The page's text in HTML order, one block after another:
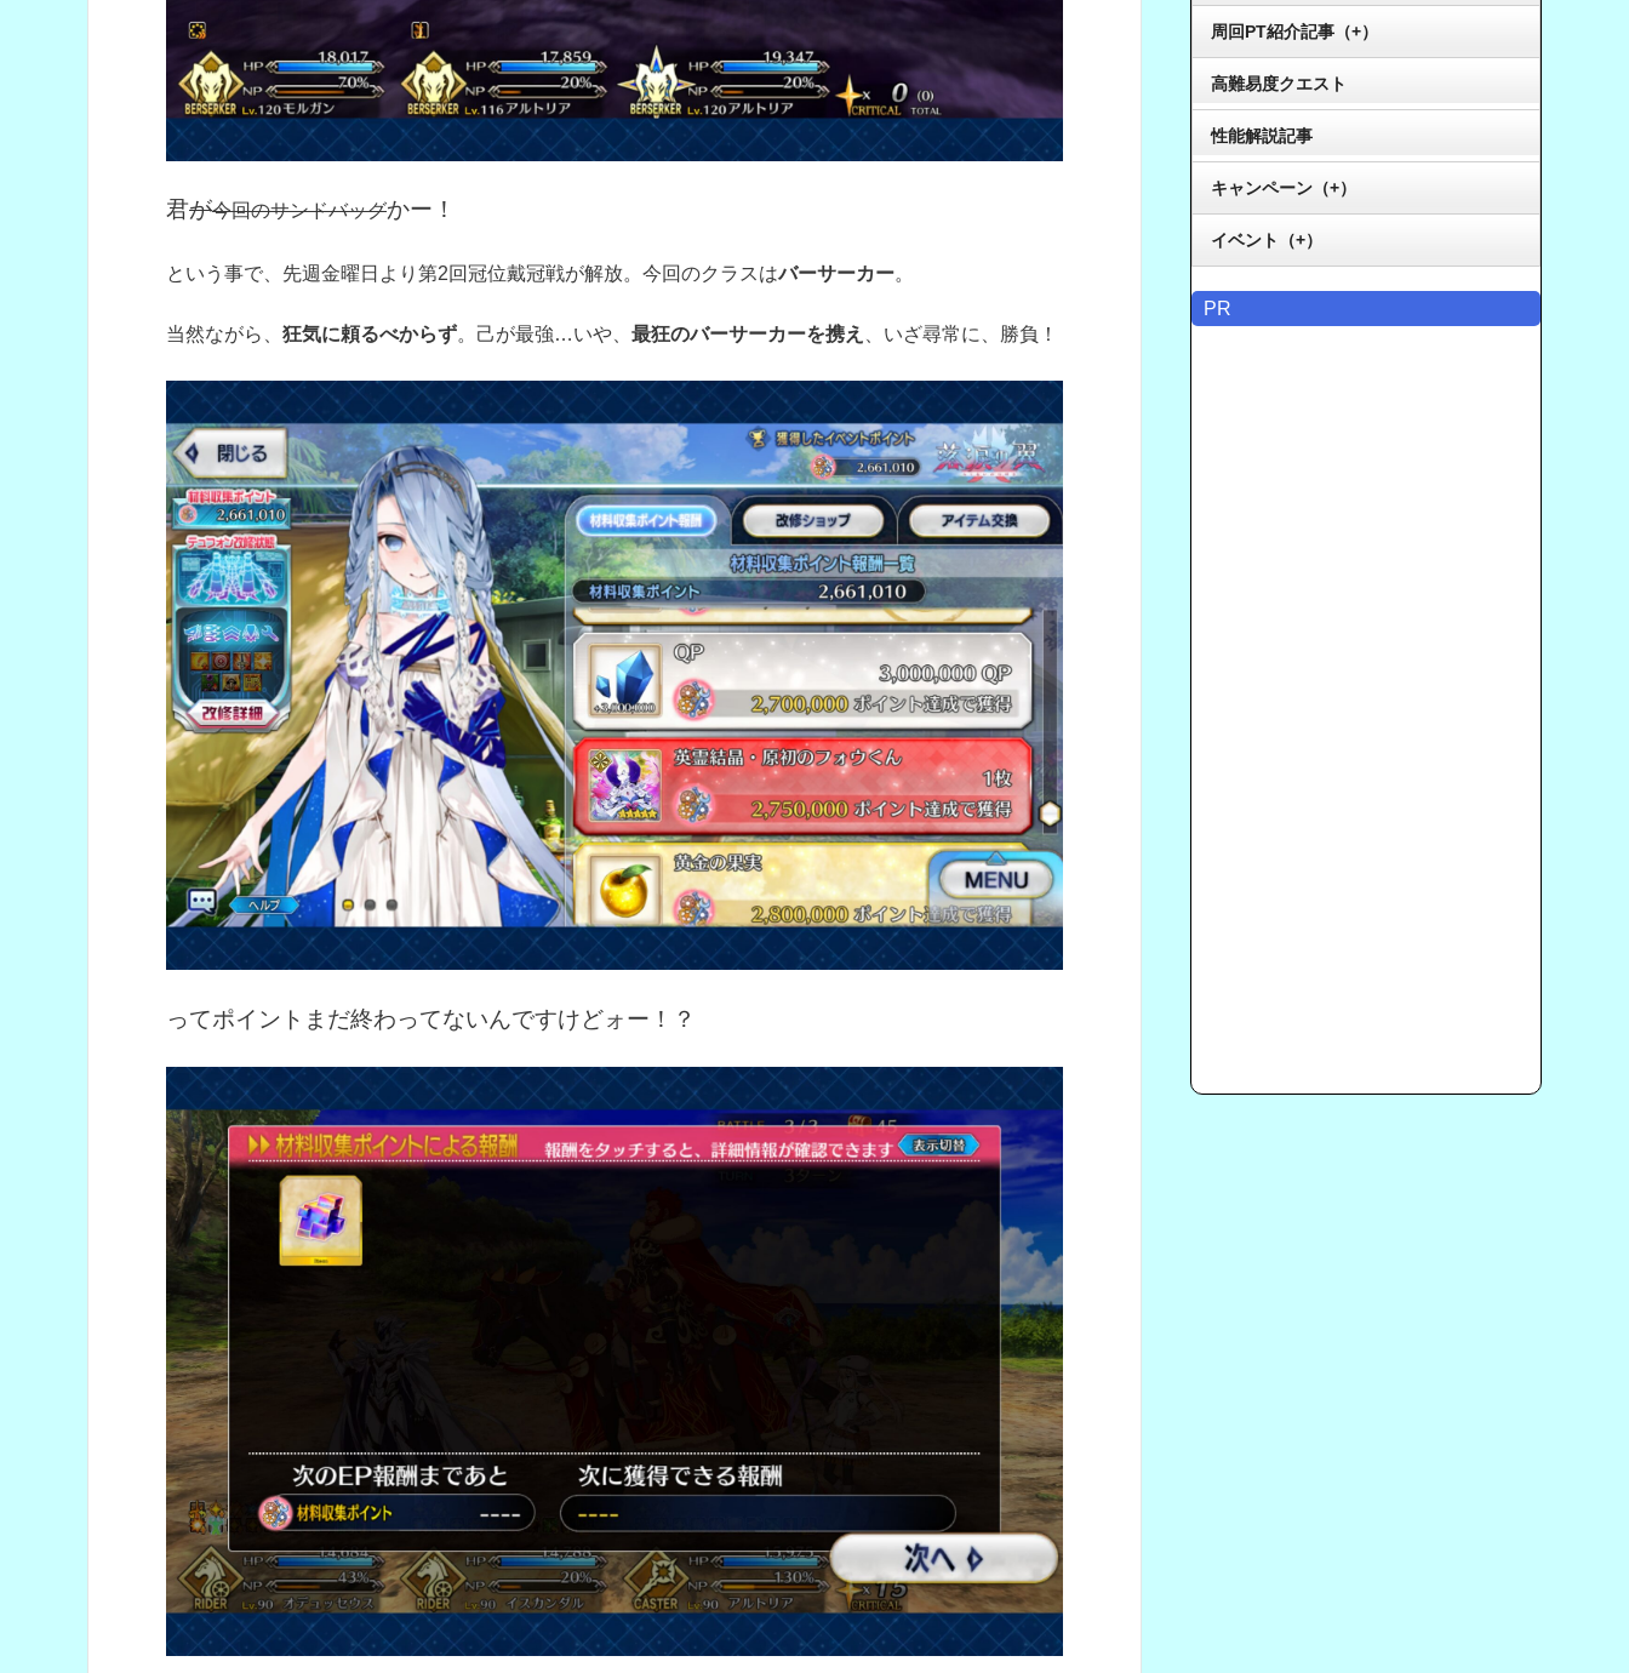
君が今回のサンドバッグかー！
という事で、先週金曜日より第2回冠位戴冠戦が解放。今回のクラスはバーサーカー。
当然ながら、 狂気に頼るべからず。己が最強…いや、 最狂のバーサーカーを携え 、いざ尋常に、勝負！
ってポイントまだ終わってないんですけどォー！？
周回PT紹介記事（+）
高難易度クエスト
性能解説記事
キャンペーン（+）
イベント（+）
PR